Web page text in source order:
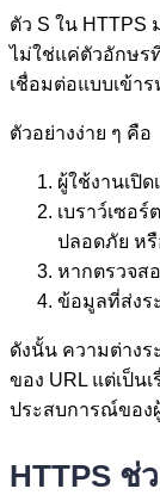
ตัว S ใน HTTPS
ไม่ใช่แค่ตัวอักษร
เชื่อมต่อแบบเข้า
ตัวอย่างง่าย ๆ คือ
ผู้ใช้งานเปิด
เบราว์เซอ
ปลอดภัย หรื
หากตรวจส
ข้อมูลที่ส่งร
ดังนั้น ความต่างร
ของ URL แต่เป็น
ประสบการณ์ของ
HTTPS ช่